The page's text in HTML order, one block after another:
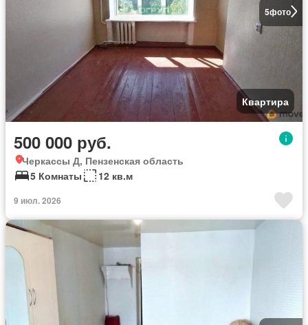
5фото
Квартира
500 000 руб.
Черкассы Д, Пензенская область
5 Комнаты
12 кв.м
9 июл. 2026